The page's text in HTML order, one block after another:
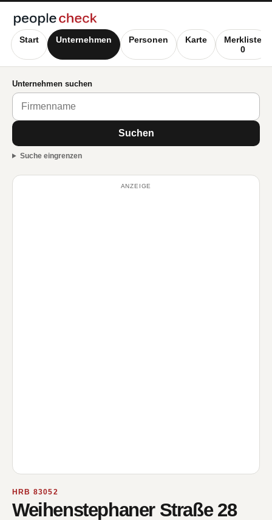
Start Unternehmen Personen Karte
Merkliste
0
Unternehmen suchen
Suchen
Suche eingrenzen
ANZEIGE
HRB 83052
Weihenstephaner Straße 28